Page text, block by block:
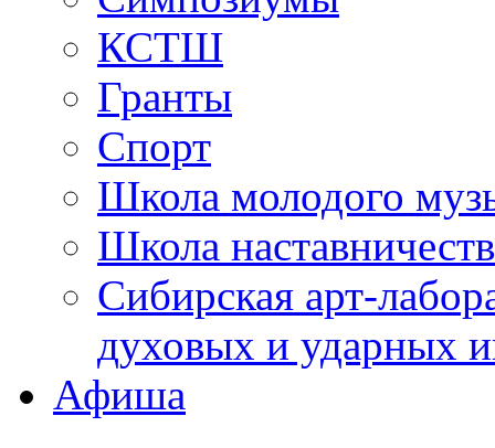
КСТШ
Гранты
Спорт
Школа молодого
Школа
Сибирская арт-
духовых и ударных
Афиша